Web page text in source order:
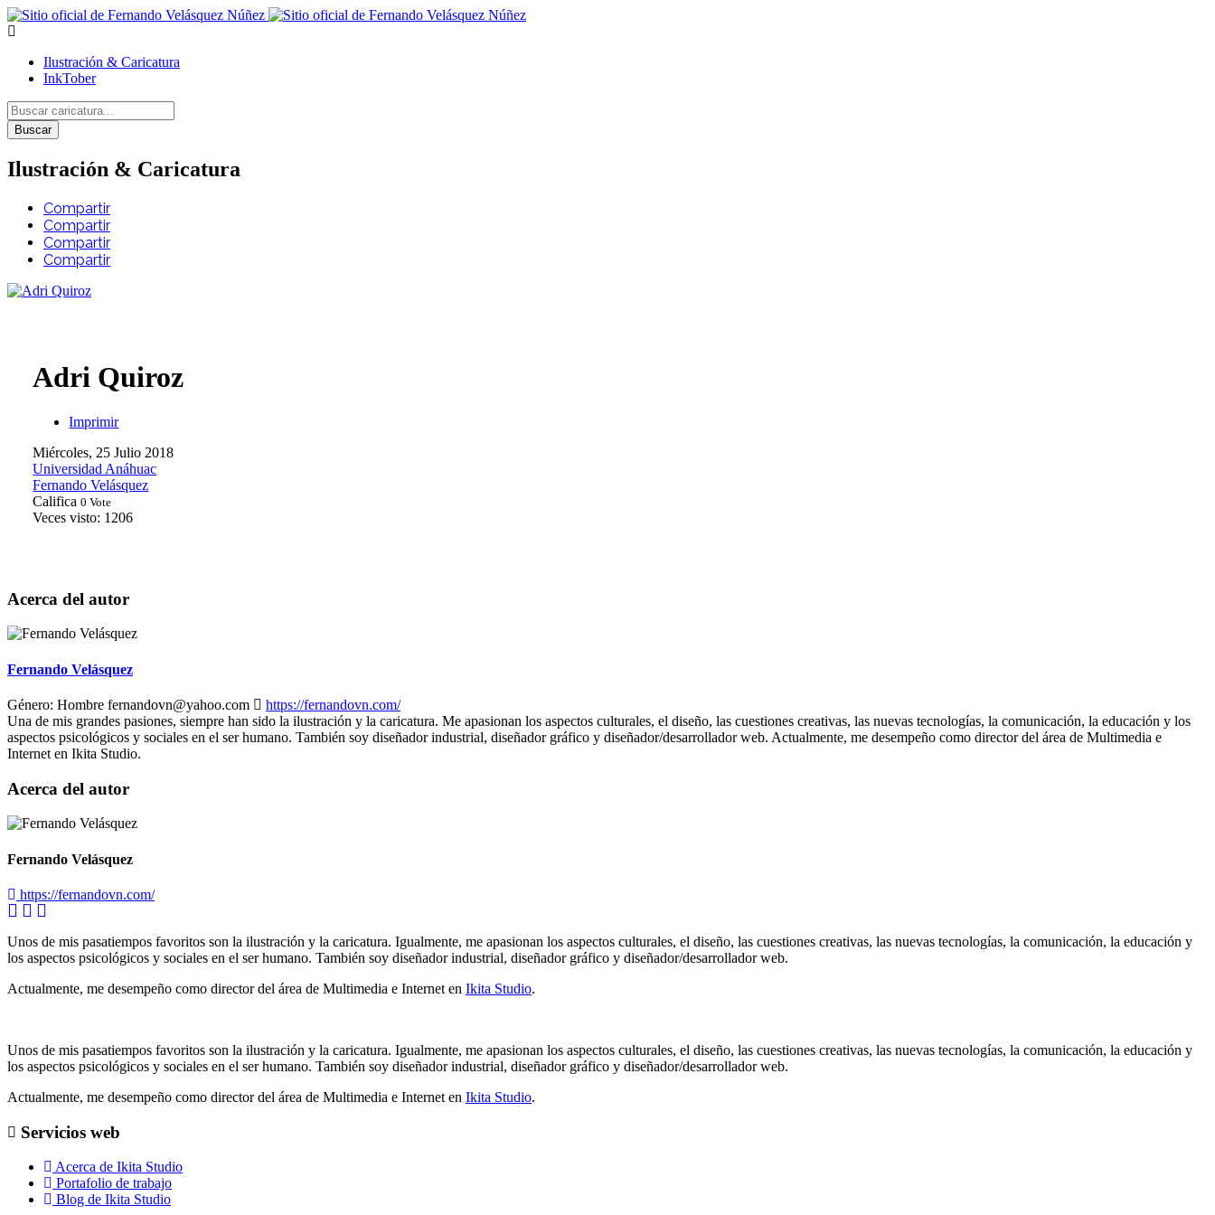
Ilustración & Caricatura
InkTober
Buscar
Ilustración & Caricatura
Compartir
Compartir
Compartir
Compartir
Adri Quiroz
Imprimir
Miércoles, 25 Julio 2018
Universidad Anáhuac
Fernando Velásquez
Califica 0 Vote
Veces visto: 1206
Acerca del autor
Fernando Velásquez
Género: Hombre fernandovn@yahoo.com
https://fernandovn.com/
Una de mis grandes pasiones, siempre han sido la ilustración y la caricatura. Me apasionan los aspectos culturales, el diseño, las cuestiones creativas, las nuevas tecnologías, la comunicación, la educación y los
aspectos psicológicos y sociales en el ser humano. También soy diseñador industrial, diseñador gráfico y diseñador/desarrollador web. Actualmente, me desempeño como director del área de Multimedia e
Internet en Ikita Studio.
Acerca del autor
Fernando Velásquez
https://fernandovn.com/
Unos de mis pasatiempos favoritos son la ilustración y la caricatura. Igualmente, me apasionan los aspectos culturales, el diseño, las cuestiones creativas, las nuevas tecnologías, la comunicación, la educación y
los aspectos psicológicos y sociales en el ser humano. También soy diseñador industrial, diseñador gráfico y diseñador/desarrollador web.
Actualmente, me desempeño como director del área de Multimedia e Internet en Ikita Studio.
Unos de mis pasatiempos favoritos son la ilustración y la caricatura. Igualmente, me apasionan los aspectos culturales, el diseño, las cuestiones creativas, las nuevas tecnologías, la comunicación, la educación y
los aspectos psicológicos y sociales en el ser humano. También soy diseñador industrial, diseñador gráfico y diseñador/desarrollador web.
Actualmente, me desempeño como director del área de Multimedia e Internet en Ikita Studio.
Servicios web
Acerca de Ikita Studio
Portafolio de trabajo
Blog de Ikita Studio